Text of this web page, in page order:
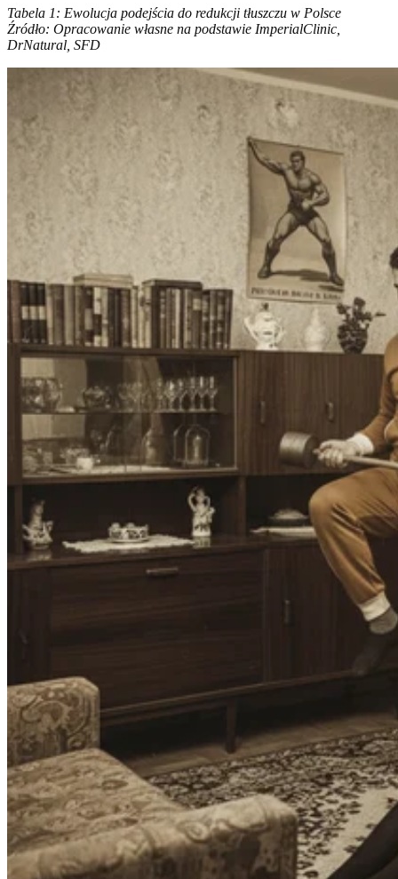
Tabela 1: Ewolucja podejścia do redukcji tłuszczu w Polsce
Źródło: Opracowanie własne na podstawie ImperialClinic,
DrNatural, SFD